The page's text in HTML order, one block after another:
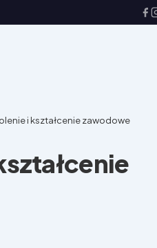
i kształcenie zawodowe